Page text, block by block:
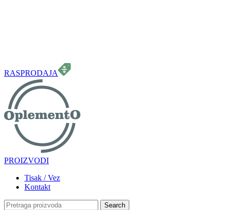
RASPRODAJA
PROIZVODI
Tisak / Vez
Kontakt
Search